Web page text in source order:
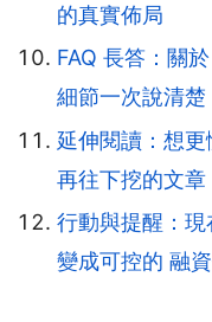
的真實佈局
FAQ 長答：關
細節一次說清楚
延伸閱讀：想
再往下挖的文章
行動與提醒：
變成可控的 融